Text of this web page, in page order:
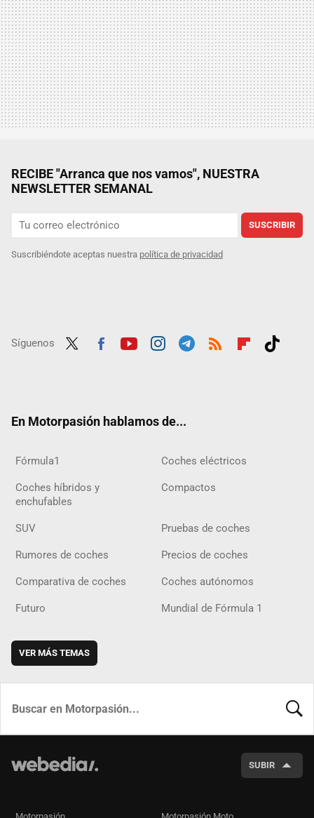
RECIBE "Arranca que nos vamos", NUESTRA
NEWSLETTER SEMANAL
SUSCRIBIR
Suscribiéndote aceptas nuestra política de privacidad
Síguenos
En Motorpasión hablamos de...
Fórmula1 Coches eléctricos
Coches híbridos y
enchufables
Compactos
SUV Pruebas de coches
Rumores de coches Precios de coches
Comparativa de coches Coches autónomos
Futuro Mundial de Fórmula 1
VER MÁS TEMAS
SUBIR